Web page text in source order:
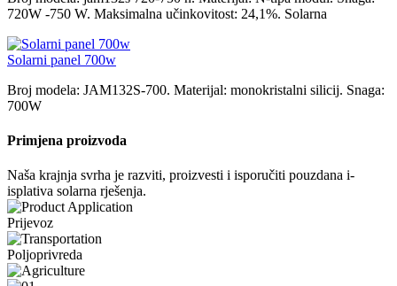
720W -750 W. Maksimalna učinkovitost: 24,1%. Solarna
Solarni panel 700w
Broj modela: JAM132S-700. Materijal: monokristalni silicij. Snaga:
700W
Primjena proizvoda
Naša krajnja svrha je razviti, proizvesti i isporučiti pouzdana i-
isplativa solarna rješenja.
Prijevoz
Poljoprivreda